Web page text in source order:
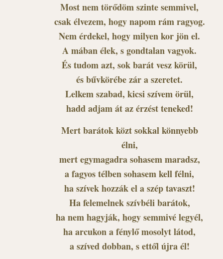
Most nem törődöm szinte semmivel,
csak élvezem, hogy napom rám ragyog.
Nem érdekel, hogy milyen kor jön el.
A mában élek, s gondtalan vagyok.
És tudom azt, sok barát vesz körül,
és bűvkörébe zár a szeretet.
Lelkem szabad, kicsi szívem örül,
hadd adjam át az érzést teneked!
Mert barátok közt sokkal könnyebb
élni,
mert egymagadra sohasem maradsz,
a fagyos télben sohasem kell félni,
ha szívek hozzák el a szép tavaszt!
Ha felemelnek szívbéli barátok,
ha nem hagyják, hogy semmivé legyél,
ha arcukon a fénylő mosolyt látod,
a szíved dobban, s ettől újra él!